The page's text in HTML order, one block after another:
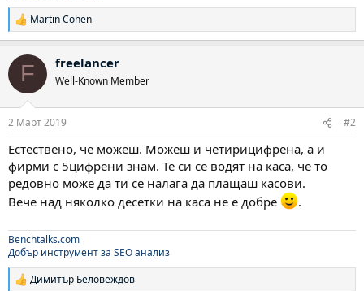
Р
е
к
и
Martin Cohen
F freelancer
Well-Known Member
2 Март 2019 #2
Естествено, че можеш. Можеш и четирицифрена, а и
фирми с 5цифрени знам. Те си се водят на каса, че то
редовно може да ти се налага да плащаш касови.
Вече над няколко десетки на каса не е добре
.
Benchtalks.com
Добър инструмент за SEO анализ
Р
Димитър Беловеждов